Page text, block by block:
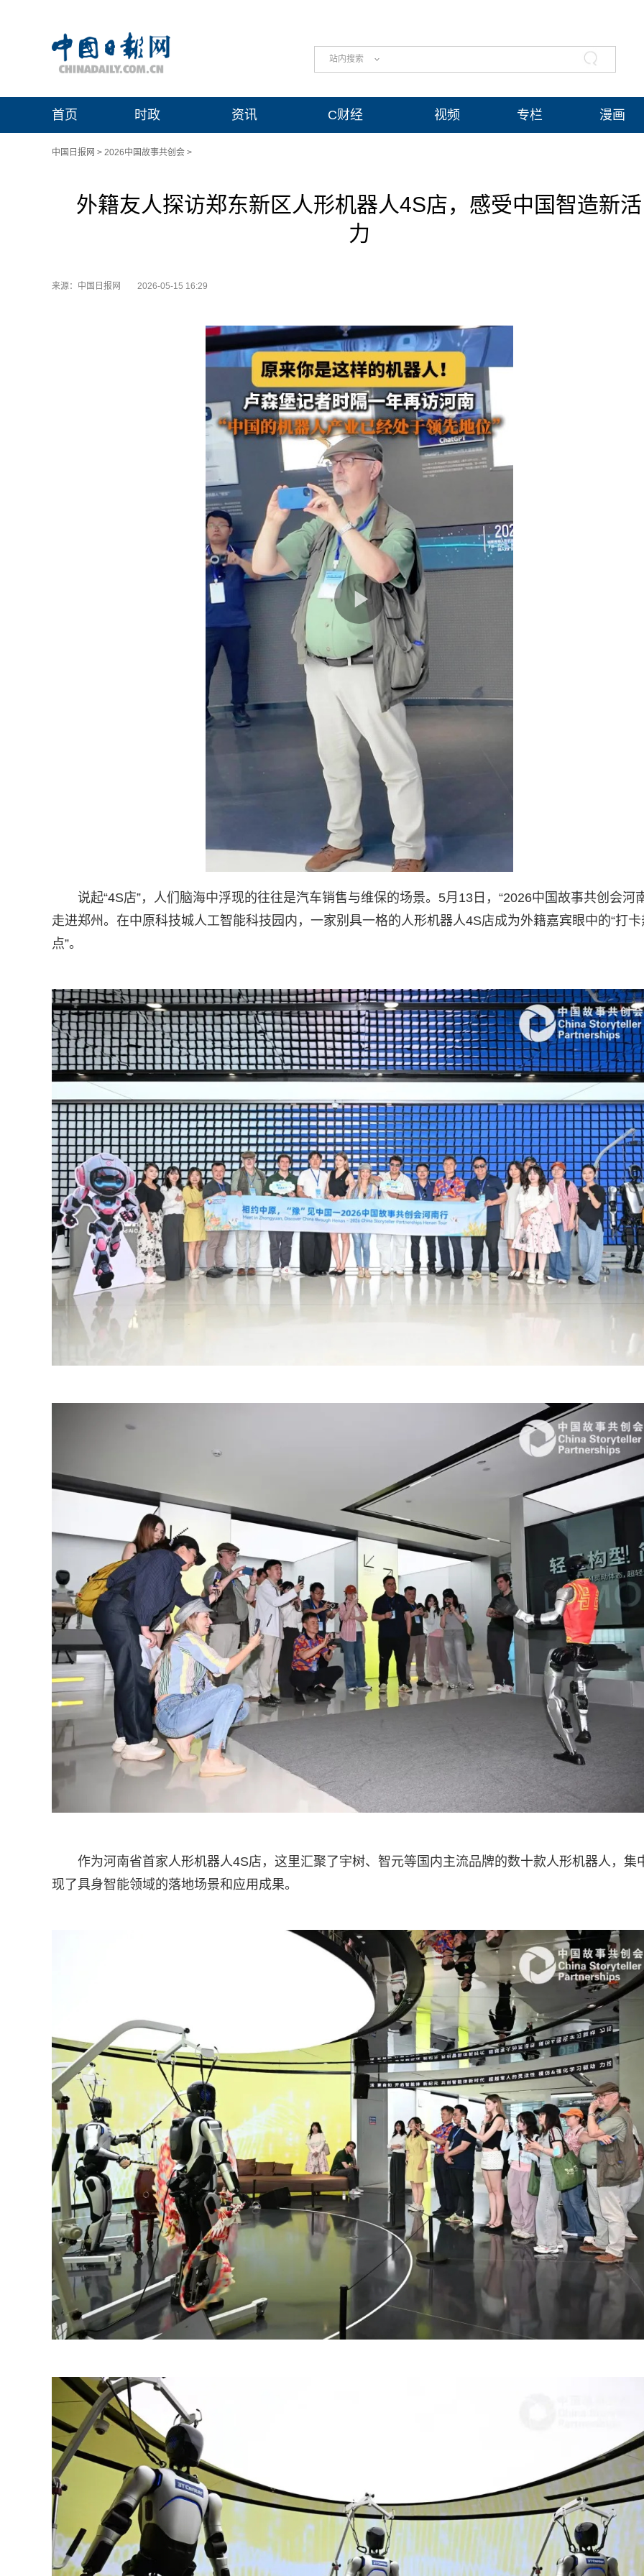
站内搜索
首页 时政 资讯 C财经 视频 专栏 漫画
中国日报网 > 2026中国故事共创会 >
外籍友人探访郑东新区人形机器人4S店，感受中国智造新活
力
来源：中国日报网 2026-05-15 16:29
说起“4S店”，人们脑海中浮现的往往是汽车销售与维保的场景。5月13日，“2026中国故事共创会河
走进郑州。在中原科技城人工智能科技园内，一家别具一格的人形机器人4S店成为外籍嘉宾眼中的“打卡
点”。
作为河南省首家人形机器人4S店，这里汇聚了宇树、智元等国内主流品牌的数十款人形机器人，集
现了具身智能领域的落地场景和应用成果。